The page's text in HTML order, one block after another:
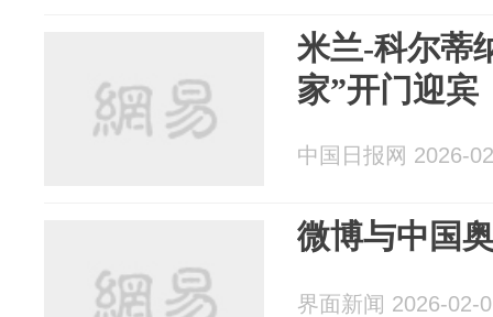
米兰-科尔蒂
家”开门迎宾
中国日报网 2026-
微博与中国
界面新闻 2026-02-